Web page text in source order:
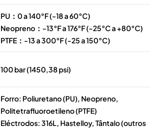
PU：0 a 140°F (-18 a 60°C)
Neopreno：-13°F a 176°F (-25°C a +80°C)
PTFE：-13 a 300°F (-25 a 150°C)
100 bar (1450,38 psi)
Forro: Poliuretano (PU), Neopreno,
Politetrafluoroetileno (PTFE)
Eléctrodos: 316L, Hastelloy, Tântalo (outros